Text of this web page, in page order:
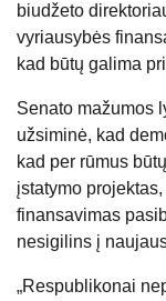
biudžeto
vyriausybės
kad būtų galima
Senato mažumos
užsiminė, kad
kad per rūmus
įstatymo
finansavimas
nesigilins į
„Respublikonai